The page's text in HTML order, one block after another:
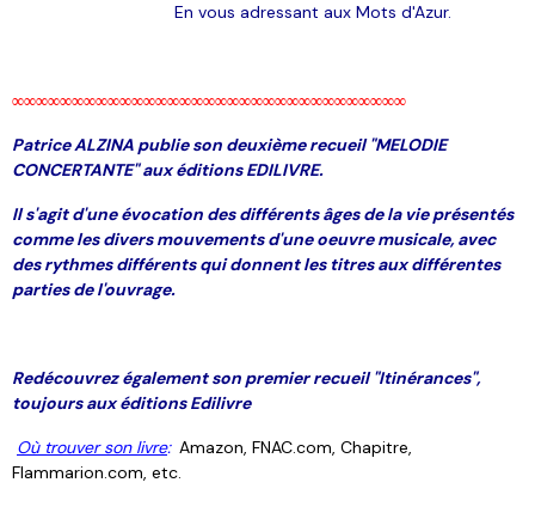
En vous adressant aux Mots d'Azur.
∞∞∞∞∞∞∞∞∞∞∞∞∞∞∞∞∞∞∞∞∞∞∞∞∞∞∞∞∞∞∞∞∞
Patrice ALZINA publie son deuxième recueil"MELODIE
CONCERTANTE" aux éditions EDILIVRE.
Il s'agit d'une évocation des différents âges de la vie présentés
comme les divers mouvements d'une oeuvre musicale, avec
des rythmes différents qui donnent les titres aux différentes
parties de l'ouvrage.
Redécouvrez également son premier recueil "Itinérances",
toujours aux éditions Edilivre
Où trouver son livre: Amazon, FNAC.com, Chapitre,
Flammarion.com, etc.